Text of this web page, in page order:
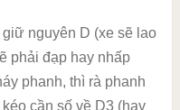
nguyên D (xe sẽ lao
phải đạp hay nhấp
phanh, thì rà phanh
cần số về D3 (hay